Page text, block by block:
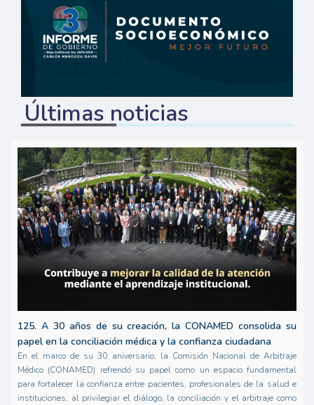
Últimas noticias
125. A 30 años de su creación, la CONAMED consolida su
papel en la conciliación médica y la confianza ciudadana
En el marco de su 30 aniversario, la Comisión Nacional de Arbitraje
Médico (CONAMED) refrendó su papel como un espacio fundamental
para fortalecer la confianza entre pacientes, profesionales de la salud e
instituciones, al privilegiar el diálogo, la conciliación y el arbitraje como